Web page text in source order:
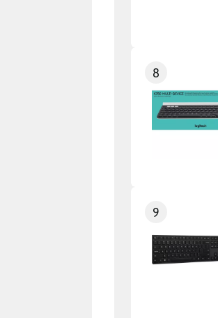
8
9